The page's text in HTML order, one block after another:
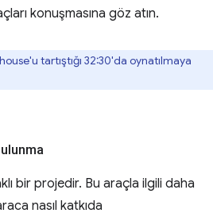
konuşmasına göz atın.
tartıştığı 32:30'da oynatılmaya
bir projedir. Bu araçla ilgili daha
nasıl katkıda